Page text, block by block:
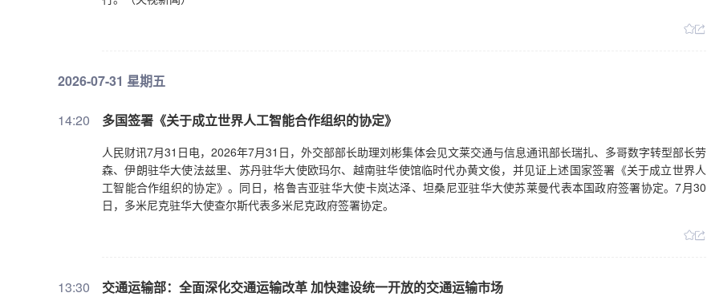
2026-07-31 星期五
14:20 多国签署《关于成立世界人工智能合作组织的协定》
人民财讯7月31日电，2026年7月31日，外交部部长助理刘彬集体会见文莱交通与信息通讯部长瑞扎、多哥数字转型部长劳
森、伊朗驻华大使法兹里、苏丹驻华大使欧玛尔、越南驻华使馆临时代办黄文俊，并见证上述国家签署《关于成立世界人
工智能合作组织的协定》。同日，格鲁吉亚驻华大使卡岚达泽、坦桑尼亚驻华大使苏莱曼代表本国政府签署协定。7月30
日，多米尼克驻华大使查尔斯代表多米尼克政府签署协定。
13:30 交通运输部：全面深化交通运输改革 加快建设统一开放的交通运输市场